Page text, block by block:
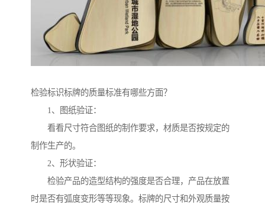
检验标识标牌的质量标准有哪些方面？
1、图纸验证：
看看尺寸符合图纸的制作要求，材质是否按规定的
制作生产的。
2、形状验证：
检验产品的造型结构的强度是否合理，产品在放置
时是否有弧度变形等等现象。标牌的尺寸和外观质量按